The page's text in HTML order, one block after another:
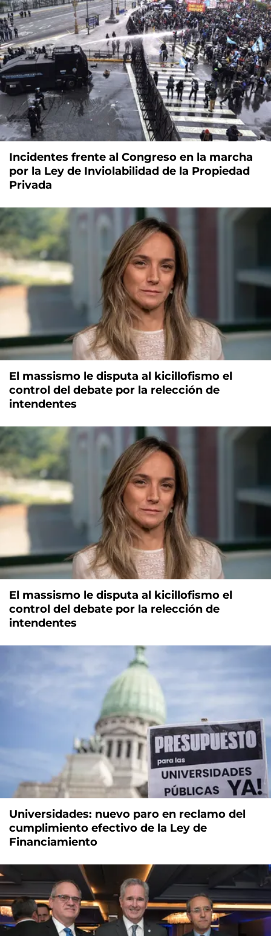
Incidentes frente al Congreso en la marcha
por la Ley de Inviolabilidad de la Propiedad
Privada
El massismo le disputa al kicillofismo el
control del debate por la relección de
intendentes
El massismo le disputa al kicillofismo el
control del debate por la relección de
intendentes
Universidades: nuevo paro en reclamo del
cumplimiento efectivo de la Ley de
Financiamiento